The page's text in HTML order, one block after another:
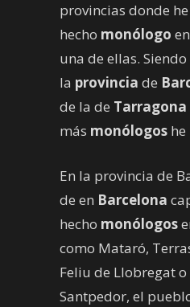
provincias donde he
hecho monólogo
una de ellas. Siendo
la provincia de
de la de Tarragona
más monólogos he
En la provincia de
de en Barcelona
hecho monólogos
como Mataró,
Feliu de Llobregat
Santpedor, el